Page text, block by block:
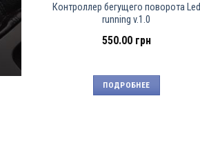
Контроллер бегущего поворота Led
running v.1.0
550.00 грн
ПОДРОБНЕЕ